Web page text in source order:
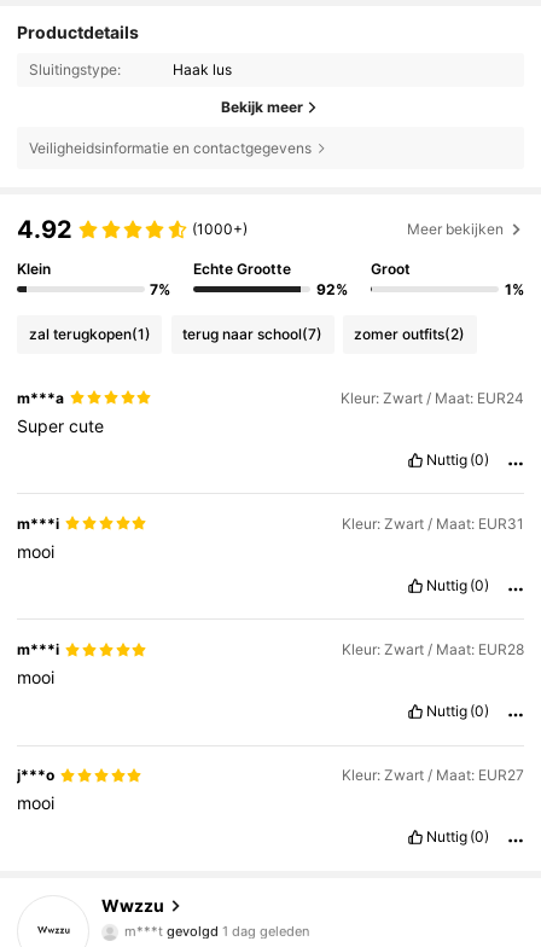
Productdetails
Sluitingstype: Haak lus
Bekijk meer
Veiligheidsinformatie en contactgegevens
4.92 (1000+) Meer bekijken
Klein
7%
Echte Grootte
92%
Groot
1%
zal terugkopen(1) terug naar school(7) zomer outfits(2)
m***a Kleur: Zwart / Maat: EUR24
Supercute
Nuttig (0)
m***i Kleur: Zwart / Maat: EUR31
mooi
Nuttig (0)
m***i Kleur: Zwart / Maat: EUR28
mooi
Nuttig (0)
j***o Kleur: Zwart / Maat: EUR27
mooi
Nuttig (0)
Wwzzu
m***tgevolgd 1 dag geleden